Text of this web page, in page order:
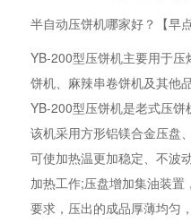
半自动压饼机哪家好？【早
YB-200型压饼机主要用于
饼机、麻辣串卷饼机及其他
YB-200型压饼机是老式压饼
该机采用方形铝镁合金压盘
可使加热温更加稳定、不波
加热工作;压盘增加集油装
要求，压出的成品厚薄均匀